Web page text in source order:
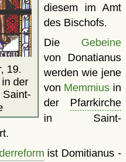
19.
der
Saint-
diesem im Amt
des Bischofs.
Die Gebeine
von Donatianus
werden wie jene
von Memmius in
der Pfarrkirche
in Saint-
ist Domitianus -